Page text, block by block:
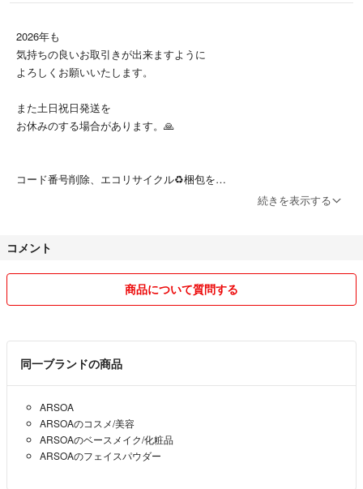
2026年も
気持ちの良いお取引きが出来ますように
よろしくお願いいたします。
また土日祝日発送を
お休みのする場合があります。🙏
コード番号削除、エコリサイクル♻️梱包を
続きを表示する
コメント
商品について質問する
同一ブランドの商品
ARSOA
ARSOAのコスメ/美容
ARSOAのベースメイク/化粧品
ARSOAのフェイスパウダー